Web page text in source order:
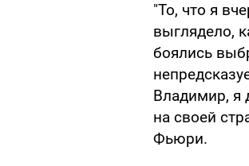
"То, что я
выглядело,
боялись
Владимир, я
на своей
Фьюри.